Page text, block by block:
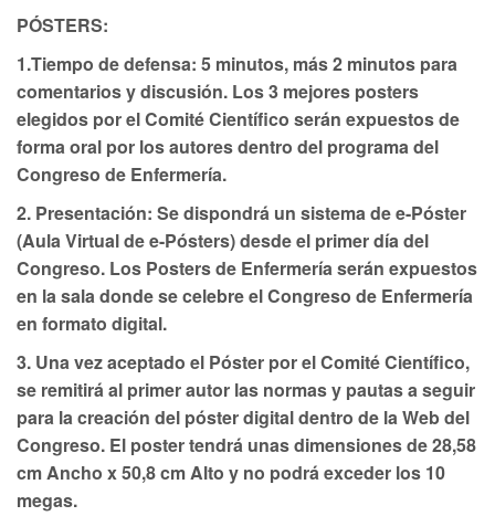
PÓSTERS:
1.Tiempo de defensa: 5 minutos, más 2 minutos para
comentarios y discusión. Los 3 mejores posters
elegidos por el Comité Científico serán expuestos de
forma oral por los autores dentro del programa del
Congreso de Enfermería.
2. Presentación: Se dispondrá un sistema de e-Póster
(Aula Virtual de e-Pósters) desde el primer día del
Congreso. Los Posters de Enfermería serán expuestos
en la sala donde se celebre el Congreso de Enfermería
en formato digital.
3. Una vez aceptado el Póster por el Comité Científico,
se remitirá al primer autor las normas y pautas a seguir
para la creación del póster digital dentro de la Web del
Congreso. El poster tendrá unas dimensiones de 28,58
cm Ancho x 50,8 cm Alto y no podrá exceder los 10
megas.